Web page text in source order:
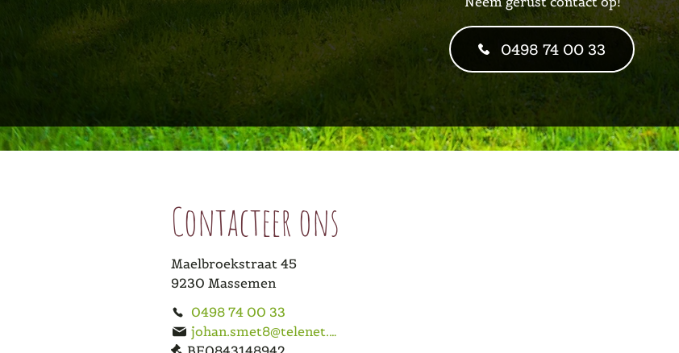
0498 74 00 33
Contacteer ons
Maelbroekstraat 45
9230 Massemen
0498 74 00 33
johan.smet8@telenet.be